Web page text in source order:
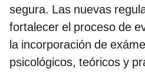
segura. Las nuevas
fortalecer el proceso de
la incorporación de
psicológicos, teóricos y